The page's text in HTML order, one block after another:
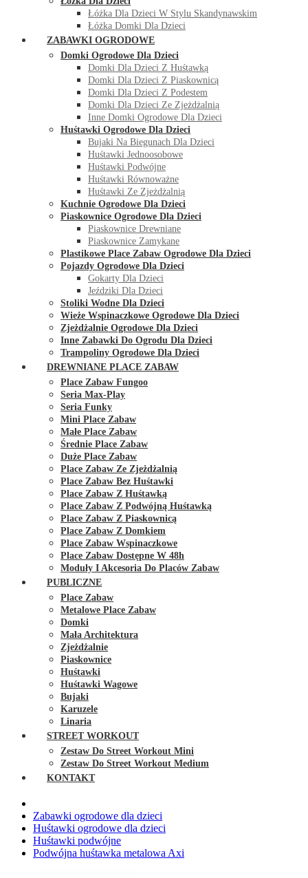
Łóżka Dla Dzieci W Stylu Skandynawskim
Łóżka Domki Dla Dzieci
ZABAWKI OGRODOWE
Domki Ogrodowe Dla Dzieci
Domki Dla Dzieci Z Huśtawką
Domki Dla Dzieci Z Piaskownicą
Domki Dla Dzieci Z Podestem
Domki Dla Dzieci Ze Zjeżdżalnią
Inne Domki Ogrodowe Dla Dzieci
Huśtawki Ogrodowe Dla Dzieci
Bujaki Na Biegunach Dla Dzieci
Huśtawki Jednoosobowe
Huśtawki Podwójne
Huśtawki Równoważne
Huśtawki Ze Zjeżdżalnią
Kuchnie Ogrodowe Dla Dzieci
Piaskownice Ogrodowe Dla Dzieci
Piaskownice Drewniane
Piaskownice Zamykane
Plastikowe Place Zabaw Ogrodowe Dla Dzieci
Pojazdy Ogrodowe Dla Dzieci
Gokarty Dla Dzieci
Jeździki Dla Dzieci
Stoliki Wodne Dla Dzieci
Wieże Wspinaczkowe Ogrodowe Dla Dzieci
Zjeżdżalnie Ogrodowe Dla Dzieci
Inne Zabawki Do Ogrodu Dla Dzieci
Trampoliny Ogrodowe Dla Dzieci
DREWNIANE PLACE ZABAW
Place Zabaw Fungoo
Seria Max-Play
Seria Funky
Mini Place Zabaw
Małe Place Zabaw
Średnie Place Zabaw
Duże Place Zabaw
Place Zabaw Ze Zjeżdżalnią
Place Zabaw Bez Huśtawki
Place Zabaw Z Huśtawką
Place Zabaw Z Podwójną Huśtawką
Place Zabaw Z Piaskownicą
Place Zabaw Z Domkiem
Place Zabaw Wspinaczkowe
Place Zabaw Dostępne W 48h
Moduły I Akcesoria Do Placów Zabaw
PUBLICZNE
Place Zabaw
Metalowe Place Zabaw
Domki
Mała Architektura
Zjeżdżalnie
Piaskownice
Huśtawki
Huśtawki Wagowe
Bujaki
Karuzele
Linaria
STREET WORKOUT
Zestaw Do Street Workout Mini
Zestaw Do Street Workout Medium
KONTAKT
Zabawki ogrodowe dla dzieci
Huśtawki ogrodowe dla dzieci
Huśtawki podwójne
Podwójna huśtawka metalowa Axi